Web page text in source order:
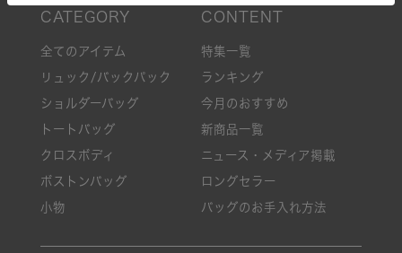
全てのアイテム
リュック/バックパック
ショルダーバッグ
トートバッグ
クロスボディ
ボストンバッグ
小物
特集一覧
ランキング
今月のおすすめ
新商品一覧
ニュース・メディア掲載
ロングセラー
バッグのお手入れ方法